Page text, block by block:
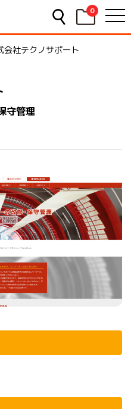
0
会社テクノサポート
守管理